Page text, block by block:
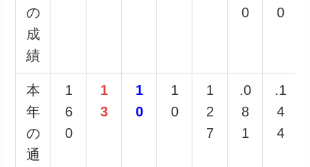
の
成
績
0
0
本
年
の
通
1
6
0
1
3
1
0
1
0
1
2
7
.0
8
1
.1
4
4